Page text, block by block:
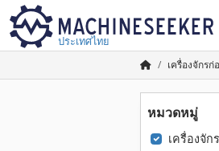
ประเทศไทย
เครื่องจักรก่
หมวดหมู่
เครื่องจัก